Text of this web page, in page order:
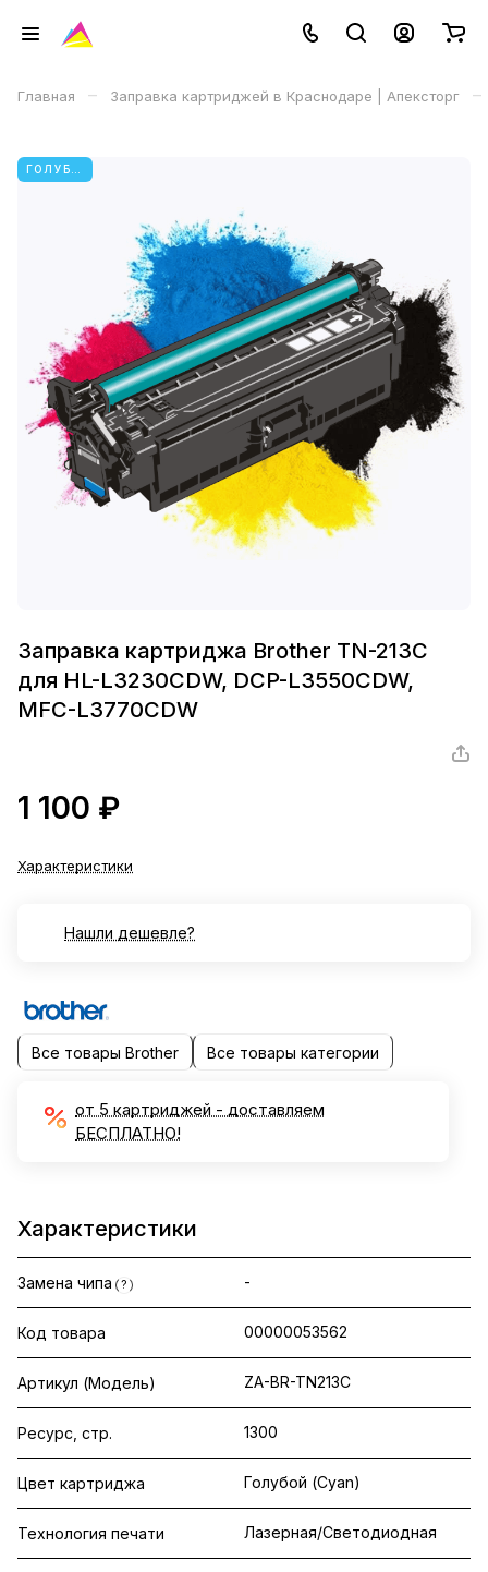
Главная – Заправка картриджей в Краснодаре | Апексторг –
Заправка картриджа Brother TN-213C
для HL-L3230CDW, DCP-L3550CDW,
MFC-L3770CDW
1 100 ₽
Характеристики
Нашли дешевле?
Все товары Brother Все товары категории
от 5 картриджей - доставляем
БЕСПЛАТНО!
Характеристики
Замена чипа ? -
Код товара 00000053562
Артикул (Модель) ZA-BR-TN213C
Ресурс, стр. 1300
Цвет картриджа Голубой (Cyan)
Технология печати Лазерная/Светодиодная